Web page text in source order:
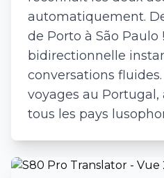
automatiquement.
de Porto à São Paulo
bidirectionnelle
conversations
voyages au Portugal,
tous les pays